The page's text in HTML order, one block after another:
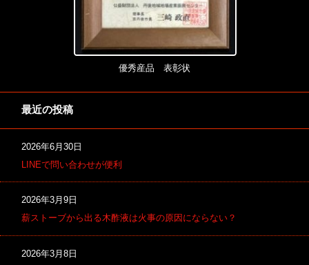
優秀産品 表彰状
最近の投稿
2026年6月30日
LINEで問い合わせが便利
2026年3月9日
薪ストーブから出る木酢液は火事の原因にならない？
2026年3月8日